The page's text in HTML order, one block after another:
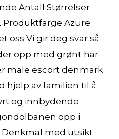
Antall Størrelser
Produktfarge Azure
oss Vi gir deg svar så
opp med grønt har
male escort denmark
hjelp av familien til å
og innbydende
opp i
med utsikt